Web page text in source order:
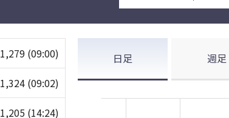
1,279 (09:00)
1,324 (09:02)
1,205 (14:24)
日足 週足